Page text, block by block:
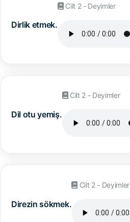
Dirlik etmek.
Cilt 2 - Deyimler
Dil otu yemiş.
Cilt 2 - Deyimler
Direzin sökmek.
Cilt 2 - Deyimler